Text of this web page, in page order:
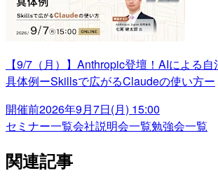
【9/7（月）】Anthropic登壇！AIによる
具体例ーSkillsで広がるClaudeの使い方ー
開催前2026年9月7日(月) 15:00
セミナー一覧会社説明会一覧勉強会一覧
関連記事